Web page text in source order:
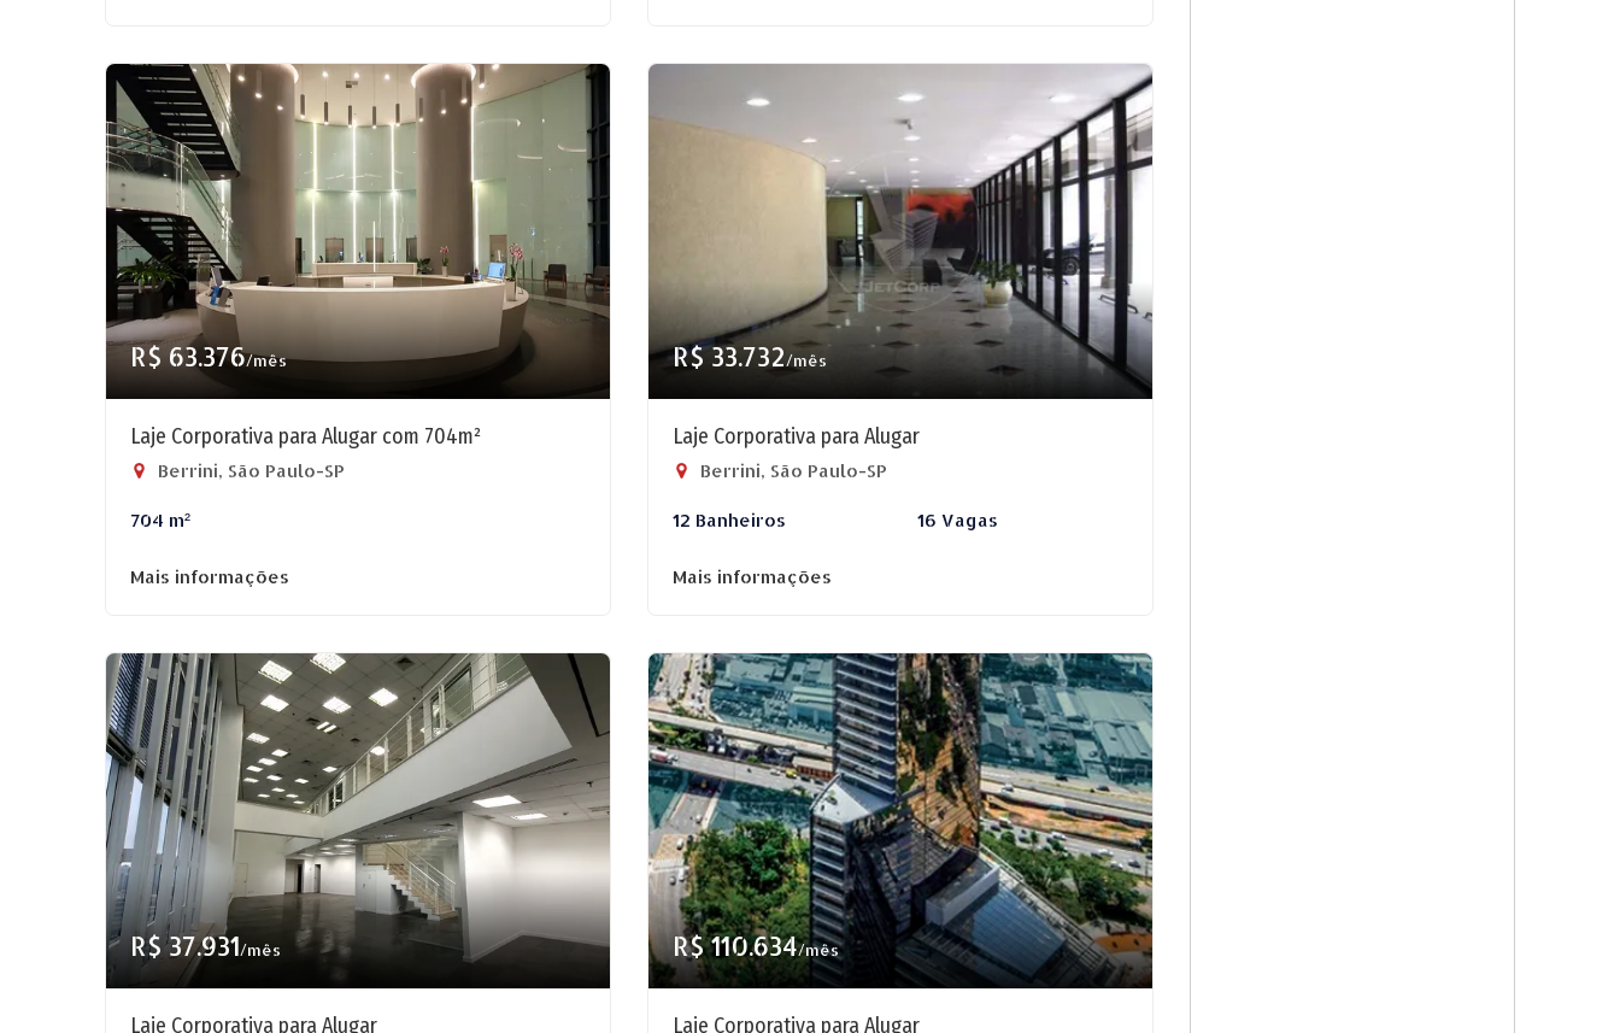
R$ 63.376/mês
Laje Corporativa para Alugar com 704m²
Berrini, São Paulo-SP
704 m²
Mais informações
R$ 33.732/mês
Laje Corporativa para Alugar
Berrini, São Paulo-SP
12 Banheiros 16 Vagas
Mais informações
R$ 37.931/mês
Laje Corporativa para Alugar
R$ 110.634/mês
Laje Corporativa para Alugar